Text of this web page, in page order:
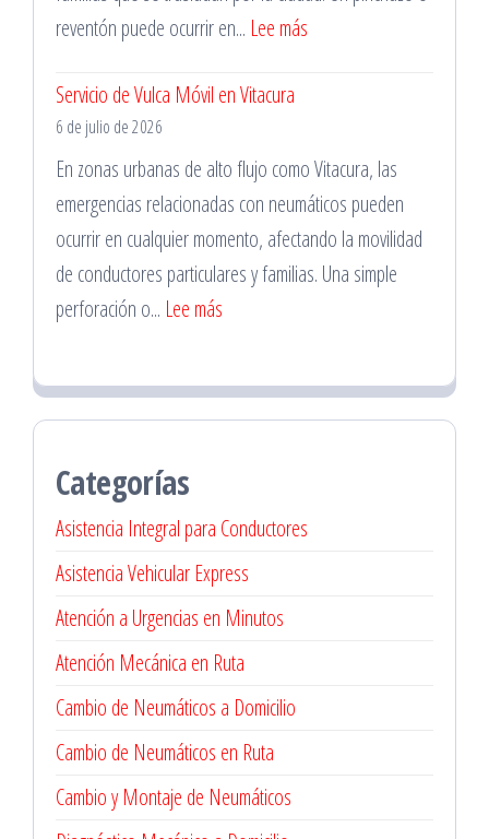
reventón puede ocurrir en... Lee más
en
La
Florida
para
Servicio de Vulca Móvil en Vitacura
6 de julio de 2026
En zonas urbanas de alto flujo como Vitacura, las
emergencias relacionadas con neumáticos pueden
ocurrir en cualquier momento, afectando la movilidad
de conductores particulares y familias. Una simple
perforación o... Lee más
Vulca
Vitacura
Categorías
Asistencia Integral para Conductores
Asistencia Vehicular Express
Atención a Urgencias en Minutos
Atención Mecánica en Ruta
Cambio de Neumáticos a Domicilio
Cambio de Neumáticos en Ruta
Cambio y Montaje de Neumáticos